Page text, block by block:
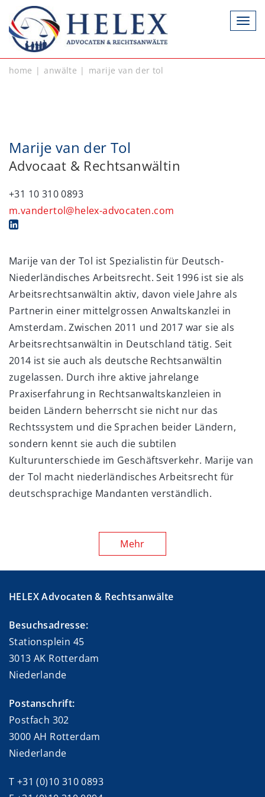
home anwälte marije van der tol
Marije van der Tol
Advocaat & Rechtsanwältin
+31 10 310 0893
m.vandertol@helex-advocaten.com
Marije van der Tol ist Spezialistin für Deutsch-
Niederländisches Arbeitsrecht. Seit 1996 ist sie als
Arbeitsrechtsanwältin aktiv, davon viele Jahre als
Partnerin einer mittelgrossen Anwaltskanzlei in
Amsterdam. Zwischen 2011 und 2017 war sie als
Arbeitsrechtsanwältin in Deutschland tätig. Seit
2014 ist sie auch als deutsche Rechtsanwältin
zugelassen. Durch ihre aktive jahrelange
Praxiserfahrung in Rechtsanwaltskanzleien in
beiden Ländern beherrscht sie nicht nur das
Rechtssystem und die Sprachen beider Ländern,
sondern kennt sie auch die subtilen
Kulturunterschiede im Geschäftsverkehr. Marije van
der Tol macht niederländisches Arbeitsrecht für
deutschsprachige Mandanten verständlich.
Mehr
HELEX Advocaten & Rechtsanwälte
Besuchsadresse:
Stationsplein 45
3013 AK Rotterdam
Niederlande
Postanschrift:
Postfach 302
3000 AH Rotterdam
Niederlande
T +31 (0)10 310 0893